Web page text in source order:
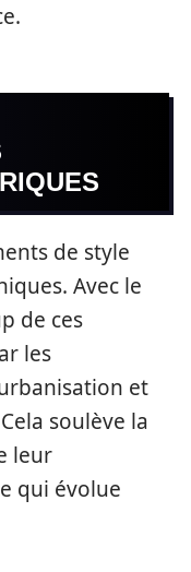
de style
Avec le
de ces
les
et
soulève la
leur
qui évolue